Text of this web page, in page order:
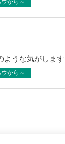
から～
うな気がしま
から～